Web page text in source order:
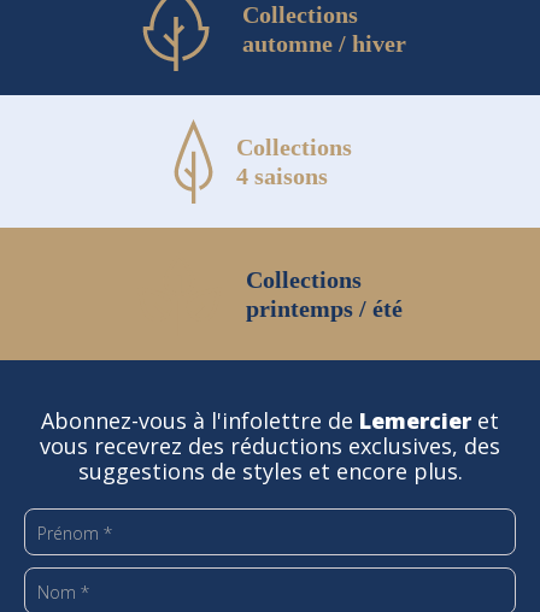
Collections
automne / hiver
Collections
4 saisons
Collections
printemps / été
Abonnez-vous à l'infolettre de Lemercier et
vous recevrez des réductions exclusives, des
suggestions de styles et encore plus.